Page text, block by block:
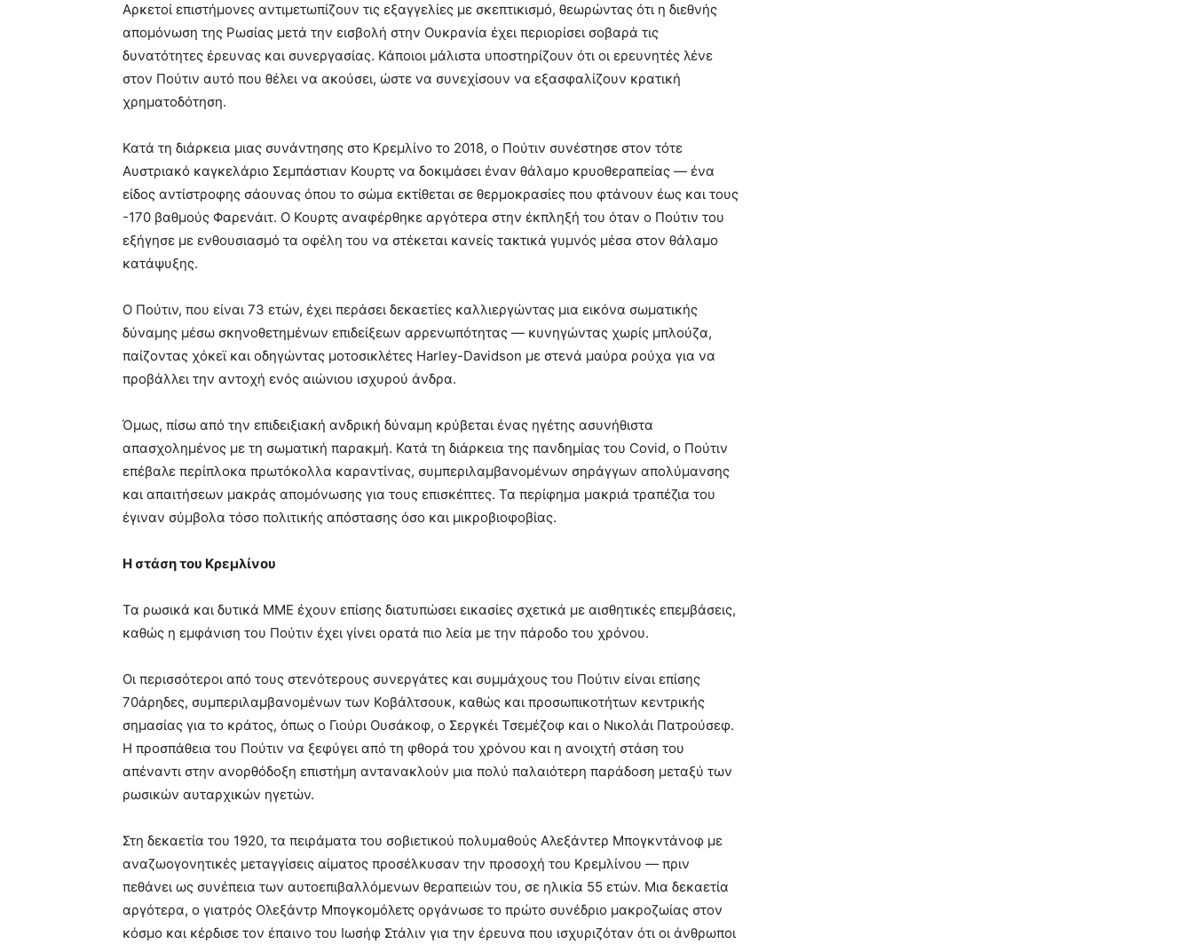
Αρκετοί επιστήμονες αντιμετωπίζουν τις εξαγγελίες με σκεπτικισμό, θεωρώντας ότι η διεθνής
απομόνωση της Ρωσίας μετά την εισβολή στην Ουκρανία έχει περιορίσει σοβαρά τις
δυνατότητες έρευνας και συνεργασίας. Κάποιοι μάλιστα υποστηρίζουν ότι οι ερευνητές λένε
στον Πούτιν αυτό που θέλει να ακούσει, ώστε να συνεχίσουν να εξασφαλίζουν κρατική
χρηματοδότηση.
Κατά τη διάρκεια μιας συνάντησης στο Κρεμλίνο το 2018, ο Πούτιν συνέστησε στον τότε
Αυστριακό καγκελάριο Σεμπάστιαν Κουρτς να δοκιμάσει έναν θάλαμο κρυοθεραπείας — ένα
είδος αντίστροφης σάουνας όπου το σώμα εκτίθεται σε θερμοκρασίες που φτάνουν έως και τους
-170 βαθμούς Φαρενάιτ. Ο Κουρτς αναφέρθηκε αργότερα στην έκπληξή του όταν ο Πούτιν του
εξήγησε με ενθουσιασμό τα οφέλη του να στέκεται κανείς τακτικά γυμνός μέσα στον θάλαμο
κατάψυξης.
Ο Πούτιν, που είναι 73 ετών, έχει περάσει δεκαετίες καλλιεργώντας μια εικόνα σωματικής
δύναμης μέσω σκηνοθετημένων επιδείξεων αρρενωπότητας — κυνηγώντας χωρίς μπλούζα,
παίζοντας χόκεϊ και οδηγώντας μοτοσικλέτες Harley-Davidson με στενά μαύρα ρούχα για να
προβάλλει την αντοχή ενός αιώνιου ισχυρού άνδρα.
Όμως, πίσω από την επιδειξιακή ανδρική δύναμη κρύβεται ένας ηγέτης ασυνήθιστα
απασχολημένος με τη σωματική παρακμή. Κατά τη διάρκεια της πανδημίας του Covid, ο Πούτιν
επέβαλε περίπλοκα πρωτόκολλα καραντίνας, συμπεριλαμβανομένων σηράγγων απολύμανσης
και απαιτήσεων μακράς απομόνωσης για τους επισκέπτες. Τα περίφημα μακριά τραπέζια του
έγιναν σύμβολα τόσο πολιτικής απόστασης όσο και μικροβιοφοβίας.
Η στάση του Κρεμλίνου
Τα ρωσικά και δυτικά ΜΜΕ έχουν επίσης διατυπώσει εικασίες σχετικά με αισθητικές επεμβάσεις,
καθώς η εμφάνιση του Πούτιν έχει γίνει ορατά πιο λεία με την πάροδο του χρόνου.
Οι περισσότεροι από τους στενότερους συνεργάτες και συμμάχους του Πούτιν είναι επίσης
70άρηδες, συμπεριλαμβανομένων των Κοβάλτσουκ, καθώς και προσωπικοτήτων κεντρικής
σημασίας για το κράτος, όπως ο Γιούρι Ουσάκοφ, ο Σεργκέι Τσεμέζοφ και ο Νικολάι Πατρούσεφ.
Η προσπάθεια του Πούτιν να ξεφύγει από τη φθορά του χρόνου και η ανοιχτή στάση του
απέναντι στην ανορθόδοξη επιστήμη αντανακλούν μια πολύ παλαιότερη παράδοση μεταξύ των
ρωσικών αυταρχικών ηγετών.
Στη δεκαετία του 1920, τα πειράματα του σοβιετικού πολυμαθούς Αλεξάντερ Μπογκντάνοφ με
αναζωογονητικές μεταγγίσεις αίματος προσέλκυσαν την προσοχή του Κρεμλίνου — πριν
πεθάνει ως συνέπεια των αυτοεπιβαλλόμενων θεραπειών του, σε ηλικία 55 ετών. Μια δεκαετία
αργότερα, ο γιατρός Ολεξάντρ Μπογκομόλετς οργάνωσε το πρώτο συνέδριο μακροζωίας στον
κόσμο και κέρδισε τον έπαινο του Ιωσήφ Στάλιν για την έρευνα που ισχυριζόταν ότι οι άνθρωποι